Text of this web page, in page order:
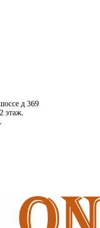
д 369
этаж.